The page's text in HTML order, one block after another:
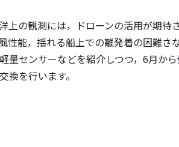
の観測には，ドローンの活用が期
能，揺れる船上での離発着の困難さ
センサーなどを紹介しつつ，6月か
を行います。